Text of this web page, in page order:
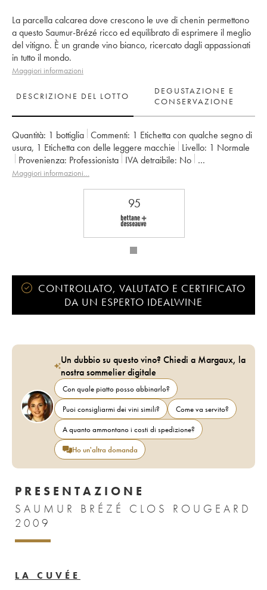
La parcella calcarea dove crescono le uve di chenin permettono
a questo Saumur-Brézé ricco ed equilibrato di esprimere il meglio
del vitigno. È un grande vino bianco, ricercato dagli appassionati
in tutto il mondo.
Maggiori informazioni
DESCRIZIONE DEL LOTTO
DEGUSTAZIONE E
CONSERVAZIONE
Quantità: 1 bottiglia Commenti: 1 Etichetta con qualche segno di
usura, 1 Etichetta con delle leggere macchie Livello: 1 Normale
Provenienza:
professionista IVA detraibile:
no
Regione:
Valle della Loira
Maggiori informazioni…
95
CONTROLLATO, VALUTATO E CERTIFICATO
DA UN ESPERTO IDEALWINE
Un dubbio su questo vino? Chiedi a Margaux, la
nostra sommelier digitale
Con quale piatto posso abbinarlo?
Puoi consigliarmi dei vini simili?
Come va servito?
A quanto ammontano i costi di spedizione?
Ho un'altra domanda
PRESENTAZIONE
SAUMUR BRÉZÉ CLOS ROUGEARD
2009
LA CUVÉE